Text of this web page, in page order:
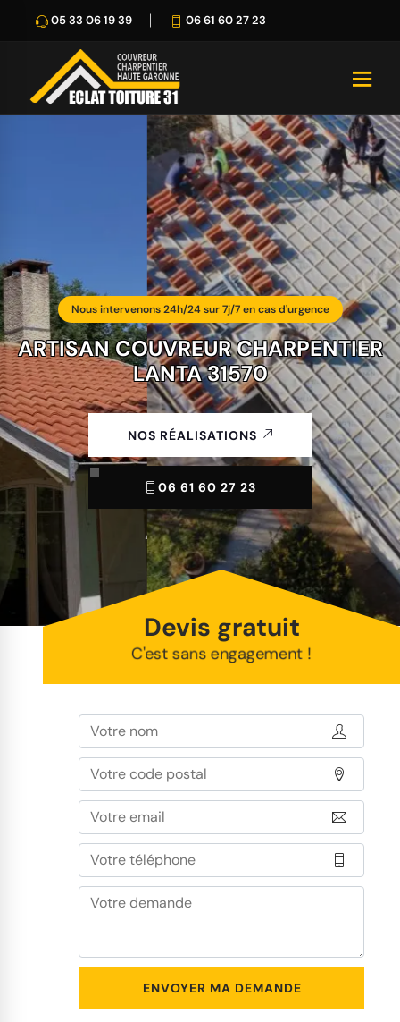
05 33 06 19 39 06 61 60 27 23
Nous intervenons 24h/24 sur 7j/7 en cas d'urgence
ARTISAN COUVREUR CHARPENTIER
LANTA 31570
NOS RÉALISATIONS
06 61 60 27 23
Devis gratuit
C'est sans engagement !